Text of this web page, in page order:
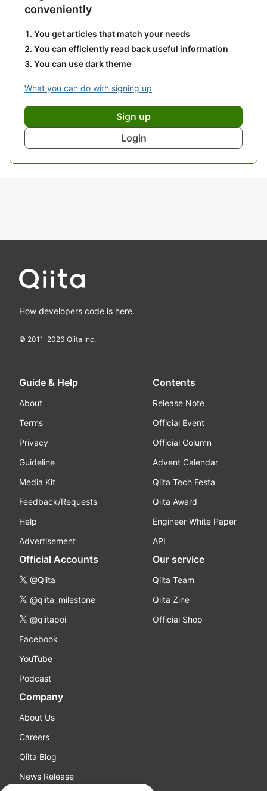
conveniently
You get articles that match your needs
You can efficiently read back useful information
You can use dark theme
What you can do with signing up
Sign up
Login
How developers code is here.
© 2011-2026 Qiita Inc.
Guide & Help
About
Terms
Privacy
Guideline
Media Kit
Feedback/Requests
Help
Advertisement
Contents
Release Note
Official Event
Official Column
Advent Calendar
Qiita Tech Festa
Qiita Award
Engineer White Paper
API
Official Accounts
@Qiita
@qiita_milestone
@qiitapoi
Facebook
YouTube
Podcast
Our service
Qiita Team
Qiita Zine
Official Shop
Company
About Us
Careers
Qiita Blog
News Release